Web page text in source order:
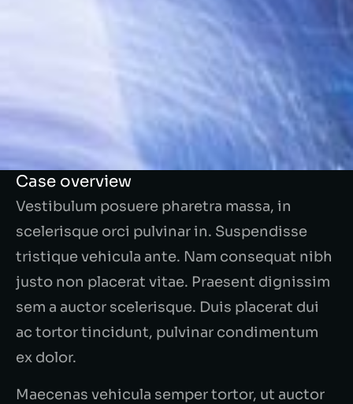
Case overview
Vestibulum posuere pharetra massa, in
scelerisque orci pulvinar in. Suspendisse
tristique vehicula ante. Nam consequat nibh
justo non placerat vitae. Praesent dignissim
sem a auctor scelerisque. Duis placerat dui
ac tortor tincidunt, pulvinar condimentum
ex dolor.
Maecenas vehicula semper tortor, ut auctor